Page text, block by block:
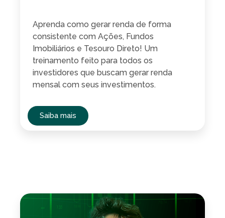
Aprenda como gerar renda de forma
consistente com Ações, Fundos
Imobiliários e Tesouro Direto! Um
treinamento feito para todos os
investidores que buscam gerar renda
mensal com seus investimentos.
Saiba mais